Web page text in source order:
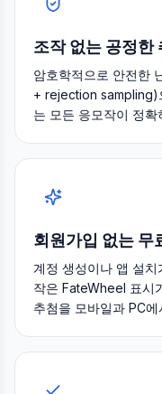
조작 없는 공정한
암호학적으로 안전한
+ rejection sampling)
는 모든 응모작이 정
회원가입 없는 무
계정 생성이나 앱 설
작은 FateWheel 표시
추첨을 모바일과 PC